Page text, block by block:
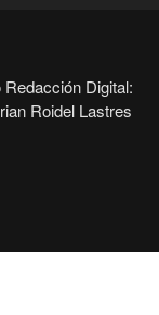
Digital:
Roidel Lastres